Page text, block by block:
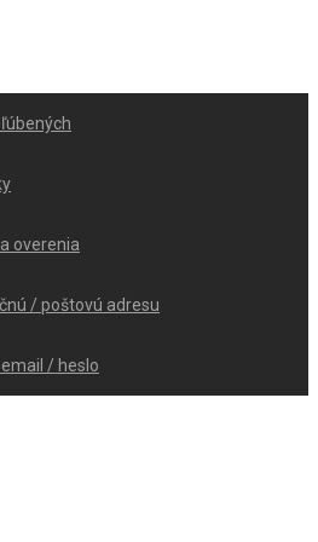
overenia
/ poštovú adresu
/ heslo